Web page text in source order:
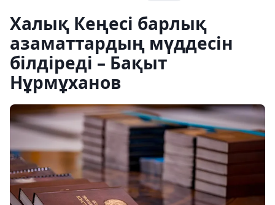
Халық Кеңесі барлық
азаматтардың мүддесін
білдіреді – Бақыт
Нұрмұханов